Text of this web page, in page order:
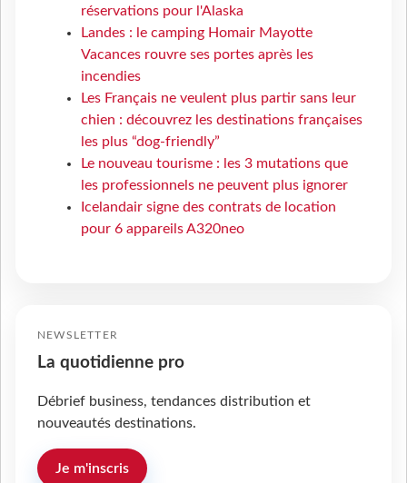
réservations pour l'Alaska
Landes : le camping Homair Mayotte
Vacances rouvre ses portes après les
incendies
Les Français ne veulent plus partir sans leur
chien : découvrez les destinations françaises
les plus “dog-friendly”
Le nouveau tourisme : les 3 mutations que
les professionnels ne peuvent plus ignorer
Icelandair signe des contrats de location
pour 6 appareils A320neo
NEWSLETTER
La quotidienne pro
Débrief business, tendances distribution et
nouveautés destinations.
Je m'inscris